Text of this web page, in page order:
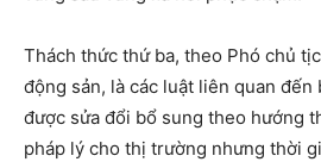
Thách thức thứ ba, theo Phó chủ
động sản, là các luật liên quan đến
được sửa đổi bổ sung theo hướng
pháp lý cho thị trường nhưng thời